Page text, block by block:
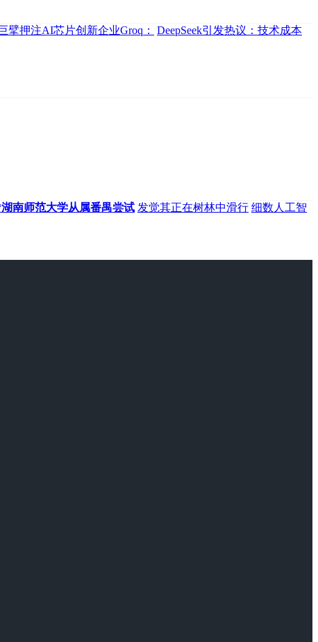
擘押注AI芯片创新企业Groq： DeepSeek引发热议：技术成本
南师范大学从属番禺尝试 发觉其正在树林中滑行 细数人工智